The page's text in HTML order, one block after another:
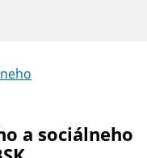
a sociálneho